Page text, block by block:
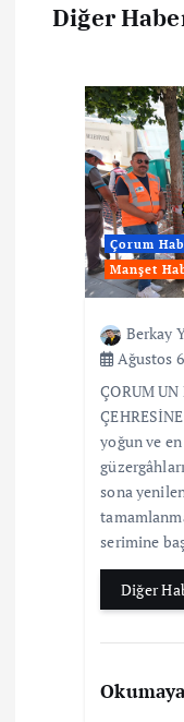
Diğer
Çorum
Manşet
Berkay
Ağustos
ÇORUM
yoğun ve
sona
serimine
Diğer